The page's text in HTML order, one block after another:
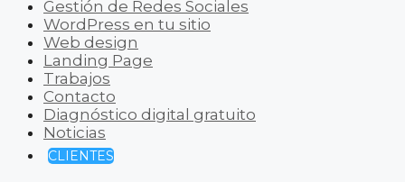
Gestión de Redes Sociales
WordPress en tu sitio
Web design
Landing Page
Trabajos
Contacto
Diagnóstico digital gratuito
Noticias
CLIENTES